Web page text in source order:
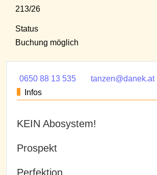
213/26
Status
Buchung möglich
0650 88 13 535
tanzen@danek.at
Infos
KEIN Abosystem!
Prospekt
Perfektion